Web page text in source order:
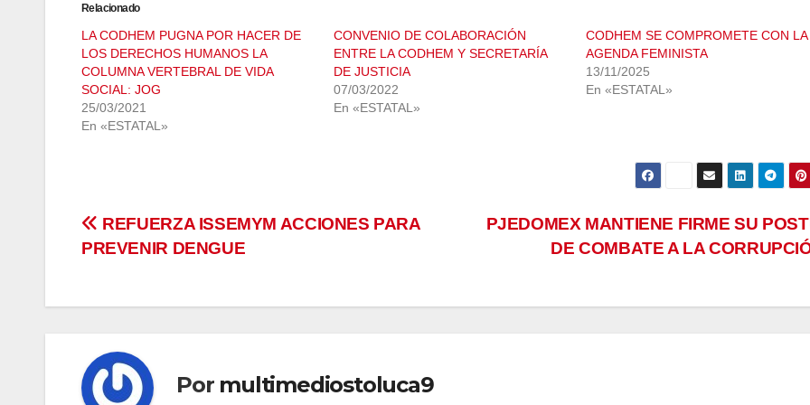
Relacionado
LA CODHEM PUGNA POR HACER DE
LOS DERECHOS HUMANOS LA
COLUMNA VERTEBRAL DE VIDA
SOCIAL: JOG
25/03/2021
En «ESTATAL»
CONVENIO DE COLABORACIÓN
ENTRE LA CODHEM Y SECRETARÍA
DE JUSTICIA
07/03/2022
En «ESTATAL»
CODHEM SE COMPROMETE CON LA
AGENDA FEMINISTA
13/11/2025
En «ESTATAL»
Navegación
entradas
PJEDOMEX MANTIENE FIRME SU
DE COMBATE A LA
REFUERZA ISSEMYM ACCIONES PARA
PREVENIR DENGUE
Por multimediostoluca9